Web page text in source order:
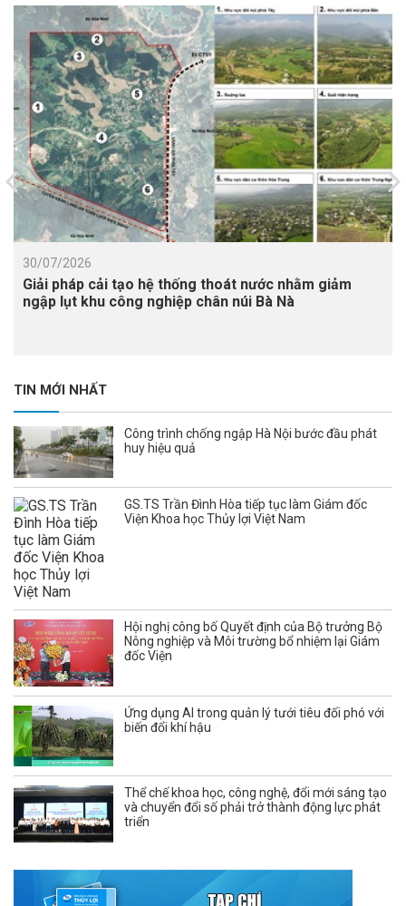
30/07/2026
Giải pháp cải tạo hệ thống thoát nước nhằm giảm
ngập lụt khu công nghiệp chân núi Bà Nà
TIN MỚI NHẤT
Công trình chống ngập Hà Nội bước đầu phát
huy hiệu quả
GS.TS Trần Đình Hòa tiếp tục làm Giám đốc
Viện Khoa học Thủy lợi Việt Nam
Hội nghị công bố Quyết định của Bộ trưởng Bộ
Nông nghiệp và Môi trường bổ nhiệm lại Giám
đốc Viện
Ứng dụng AI trong quản lý tưới tiêu đối phó với
biến đổi khí hậu
Thể chế khoa học, công nghệ, đổi mới sáng tạo
và chuyển đổi số phải trở thành động lực phát
triển